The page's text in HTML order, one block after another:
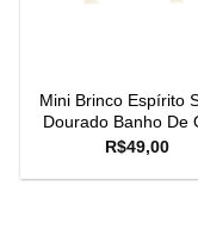
Mini Brinco Espírito
Dourado Banho De
R$49,00